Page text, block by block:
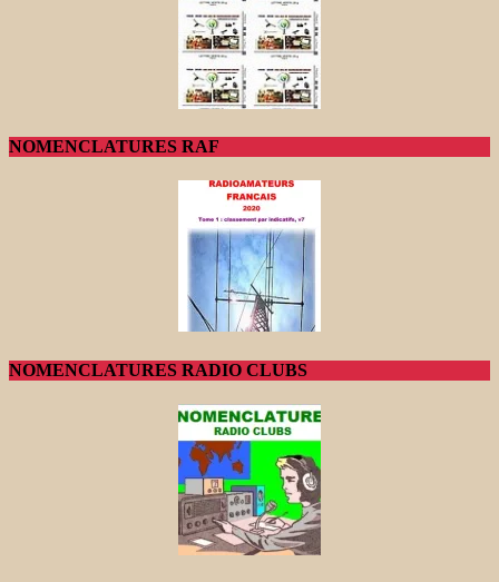
NOMENCLATURES RAF
NOMENCLATURES RADIO CLUBS